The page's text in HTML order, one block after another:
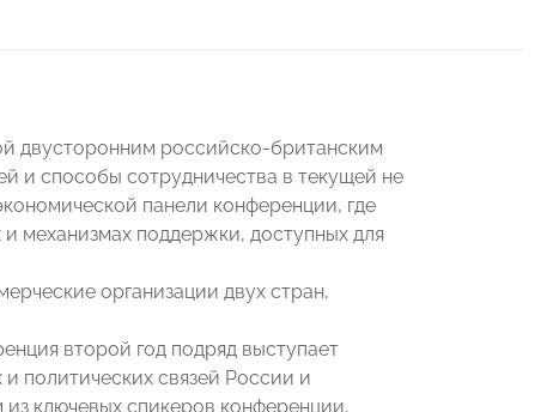
двусторонним российско-британским
и способы сотрудничества в текущей не
панели конференции, где
механизмах поддержки, доступных для
организации двух стран,
второй год подряд выступает
политических связей России и
ключевых спикеров конференции,